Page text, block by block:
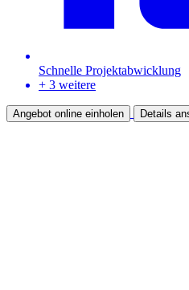
Schnelle Projektabwicklung
+ 3 weitere
Angebot online einholen Details